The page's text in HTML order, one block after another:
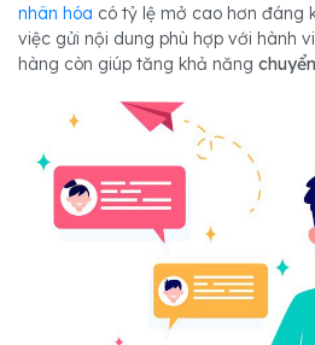
nhân hóa có tỷ lệ mở cao hơn đáng
việc gửi nội dung phù hợp với hành
hàng còn giúp tăng khả năng